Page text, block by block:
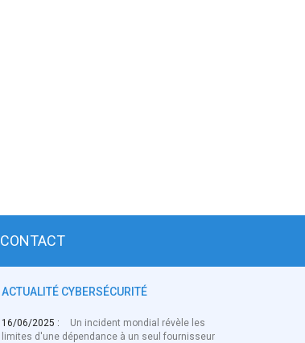
CONTACT
ACTUALITÉ CYBERSÉCURITÉ
16/06/2025 :
Un incident mondial révèle les
limites d'une dépendance à un seul fournisseur